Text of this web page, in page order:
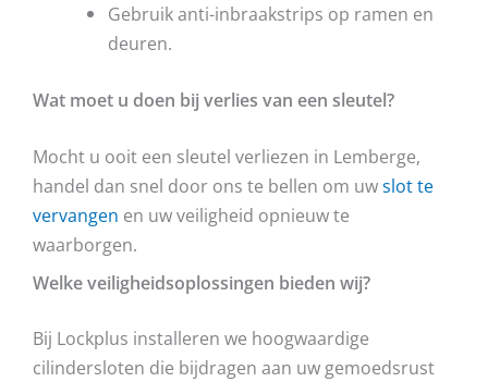
Gebruik anti-inbraakstrips op ramen en
deuren.
Wat moet u doen bij verlies van een sleutel?
Mocht u ooit een sleutel verliezen in Lemberge,
handel dan snel door ons te bellen om uwslot te
vervangen en uw veiligheid opnieuw te
waarborgen.
Welke veiligheidsoplossingen bieden wij?
Bij Lockplus installeren we hoogwaardige
cilindersloten die bijdragen aan uw gemoedsrust